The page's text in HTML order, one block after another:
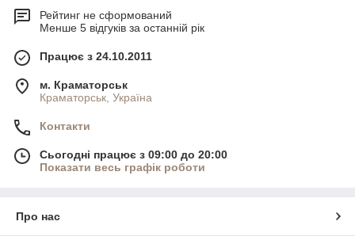
Рейтинг не сформований
Менше 5 відгуків за останній рік
Працює з 24.10.2011
м. Краматорськ
Краматорськ, Україна
Контакти
Сьогодні працює з 09:00 до 20:00
Показати весь графік роботи
Про нас